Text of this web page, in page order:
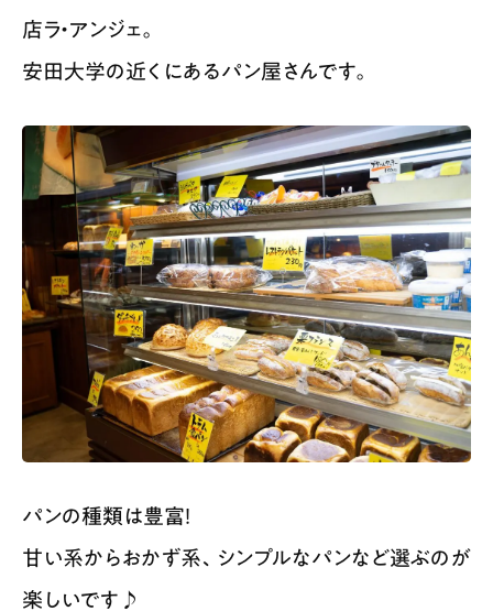
店ラ・アンジェ。
安田大学の近くにあるパン屋さんです。
パンの種類は豊富！
甘い系からおかず系、シンプルなパンなど選ぶのが
楽しいです♪